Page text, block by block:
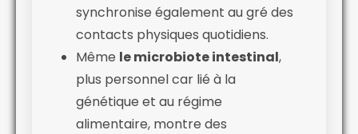
synchronise également au gré des
contacts physiques quotidiens.
Même le microbiote intestinal,
plus personnel car lié à la
génétique et au régime
alimentaire, montre des